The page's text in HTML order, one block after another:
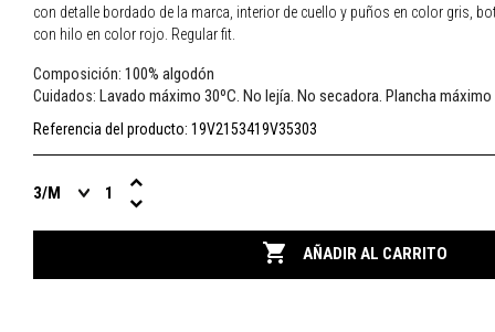
con detalle bordado de la marca, interior de cuello y puños en color gris,
con hilo en color rojo. Regular fit.
Composición: 100% algodón
Cuidados: Lavado máximo 30ºC. No lejía. No secadora. Plancha máximo
Referencia del producto: 19V2153419V35303
 AÑADIR AL CARRITO